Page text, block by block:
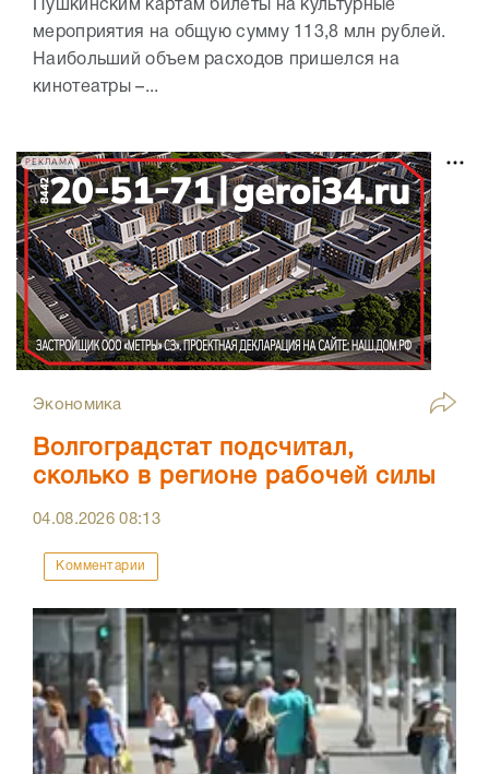
Пушкинским картам билеты на культурные
мероприятия на общую сумму 113,8 млн рублей.
Наибольший объем расходов пришелся на
кинотеатры –...
РЕКЛАМА
Экономика
Волгоградстат подсчитал,
сколько в регионе рабочей силы
04.08.202608:13
Комментарии